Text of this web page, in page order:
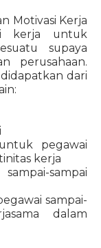
Motivasi Kerja
kerja untuk
supaya
perusahaan.
dari
pegawai
kerja
sampai
sampai-
dalam